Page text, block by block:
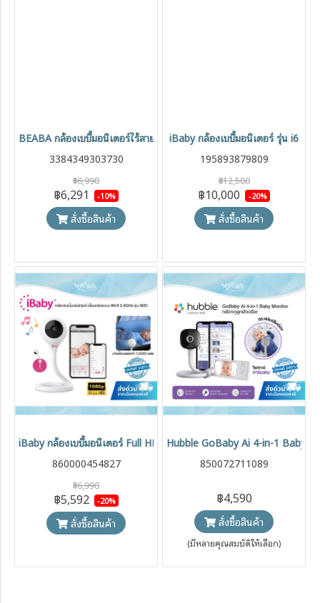
BEABA กล้องเบบี้มอนิเตอร์ไร้สาย เชื่อมต่อ Wi-fi Zen Nomad Video
3384349303730
฿6,990
฿6,291 -10%
สั่งซื้อสินค้า
iBaby กล้องเบบี้มอนิเตอร์ รุ่น i6
195893879809
฿12,500
฿10,000 -20%
สั่งซื้อสินค้า
iBaby กล้องเบบี้มอนิเตอร์ Full HD 1080p รุ่น M2C พร้อม Night Vision
860000454827
฿6,990
฿5,592 -20%
สั่งซื้อสินค้า
Hubble GoBaby Ai 4-in-1 Baby
850072711089
฿4,590
สั่งซื้อสินค้า
(มีหลายคุณสมบัติให้เลือก)